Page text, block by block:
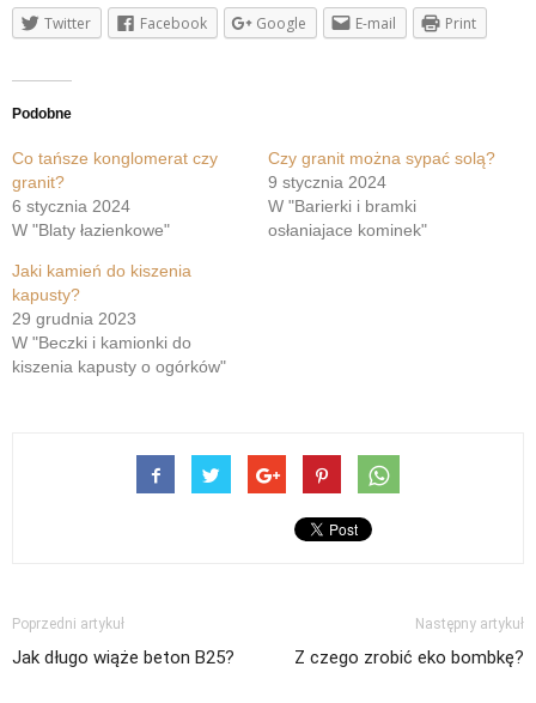
Twitter Facebook Google E-mail Print
Podobne
Co tańsze konglomerat czy
granit?
6 stycznia 2024
W "Blaty łazienkowe"
Czy granit można sypać solą?
9 stycznia 2024
W "Barierki i bramki
osłaniajace kominek"
Jaki kamień do kiszenia
kapusty?
29 grudnia 2023
W "Beczki i kamionki do
kiszenia kapusty o ogórków"
Poprzedni artykuł
Jak długo wiąże beton B25?
Następny artykuł
Z czego zrobić eko bombkę?